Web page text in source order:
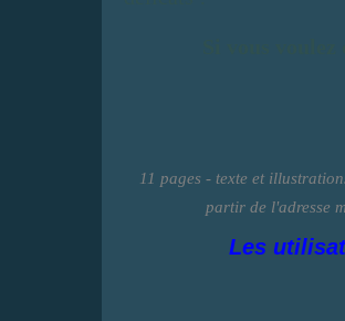
11 pages - texte et
partir de l'adresse
Les